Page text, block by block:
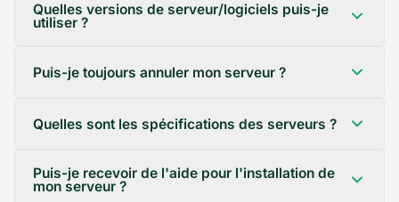
Quelles versions de serveur/logiciels puis-je
utiliser ?
Puis-je toujours annuler mon serveur ?
Quelles sont les spécifications des serveurs ?
Puis-je recevoir de l'aide pour l'installation de
mon serveur ?